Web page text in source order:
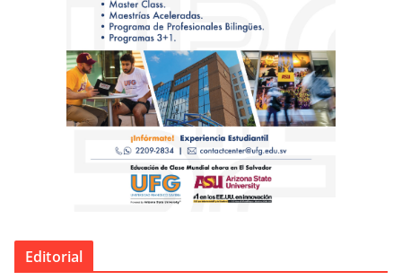
Editorial